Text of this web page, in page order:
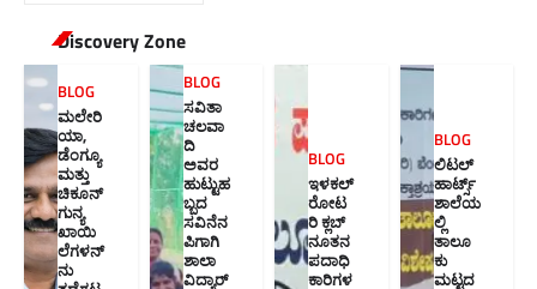
Discovery Zone
BLOG
ಮಲೇರಿ
ಯಾ,
ಡೆಂಗ್ಯೂ
ಮತ್ತು
ಚಿಕೂನ್
ಗುನ್ಯ
ಖಾಯಿ
ಲೆಗಳನ್
ನು
BLOG
ಸವಿತಾ
ಚಲವಾ
ದಿ
ಅವರ
ಹುಟ್ಟುಹ
ಬ್ಬದ
ಸವಿನೆನ
ಪಿಗಾಗಿ
ಶಾಲಾ
ವಿದ್ಯಾರ್
BLOG
ಇಳಕಲ್
ರೋಟ
ರಿ ಕ್ಲಬ್
ನೂತನ‌
ಪದಾಧಿ
ಕಾರಿಗಳ
BLOG
ಲಿಟಲ್
ಹಾರ್ಟ್ಸ್
ಶಾಲೆಯ
ಲ್ಲಿ
ತಾಲೂ
ಕು
ಮಟ್ಟದ